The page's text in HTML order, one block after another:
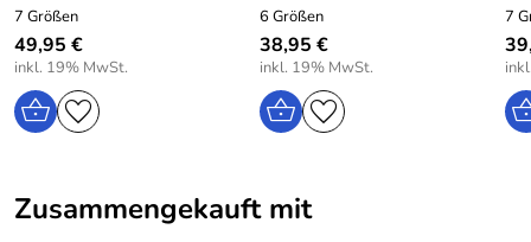
7 Größen
49,95 €
inkl. 19% MwSt.
6 Größen
38,95 €
inkl. 19% MwSt.
7
Zusammengekauft mit